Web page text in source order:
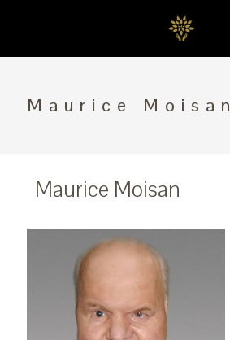
Maurice Moisan
Maurice Moisan